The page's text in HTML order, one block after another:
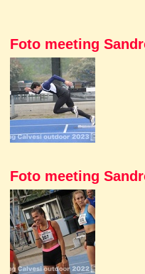
Foto meeting
Foto meeting